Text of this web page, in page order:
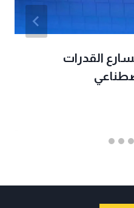
القدرات